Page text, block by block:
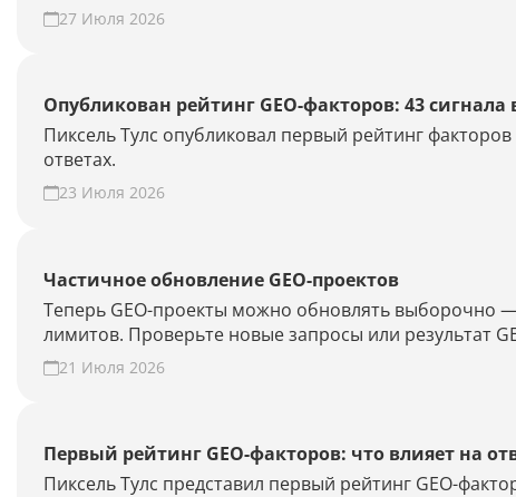
27 Июля 2026
Опубликован рейтинг GEO-факторов: 43
Пиксель Тулс опубликовал первый рейтинг
ответах.
23 Июля 2026
Частичное обновление GEO-проектов
Теперь GEO-проекты можно обновлять выборочно
лимитов. Проверьте новые запросы или результат
21 Июля 2026
Первый рейтинг GEO-факторов: что влияет на
Пиксель Тулс представил первый рейтинг GEO-